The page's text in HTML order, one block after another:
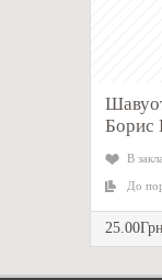
Борис
В
До
25.00Грн